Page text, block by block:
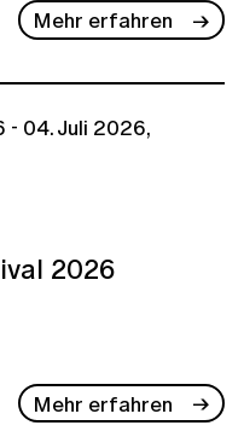
Mehr erfahren
- 04. Juli 2026,
2026
Mehr erfahren